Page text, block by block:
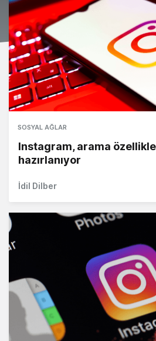
SOSYAL AĞLAR
Instagram, arama
hazırlanıyor
İdil Dilber